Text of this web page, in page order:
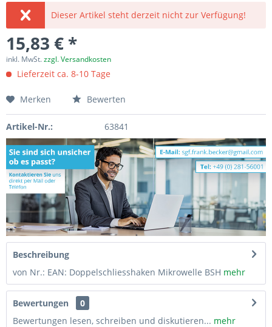
Dieser Artikel steht derzeit nicht zur Verfügung!
15,83 € *
inkl. MwSt.zzgl. Versandkosten
Lieferzeit ca. 8-10 Tage
Merken Bewerten
Artikel-Nr.: 63841
Beschreibung
von Nr.: EAN: Doppelschliesshaken Mikrowelle BSH mehr
Bewertungen
0
Bewertungen lesen, schreiben und diskutieren... mehr